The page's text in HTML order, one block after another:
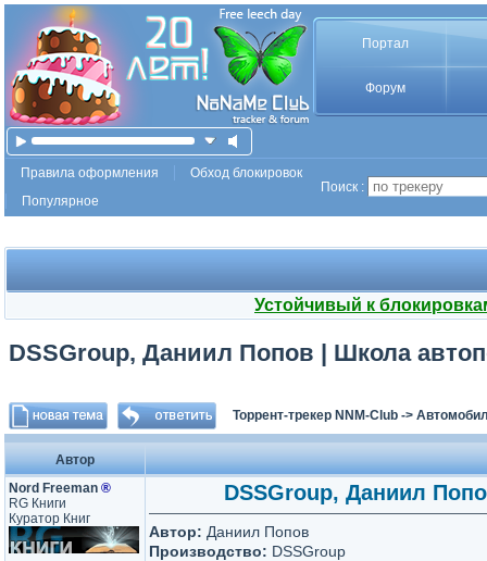
Портал
Форум
Правила оформления
Обход блокировок
Популярное
Поиск :
Устойчивый к
DSSGroup, Даниил Попов | Школа
Торрент-трекер NNM-Club ->
Автор
Nord Freeman ®
RG Книги
Куратор Книг
DSSGroup, Даниил
Автор: Даниил Попов
Производство: DSSGroup